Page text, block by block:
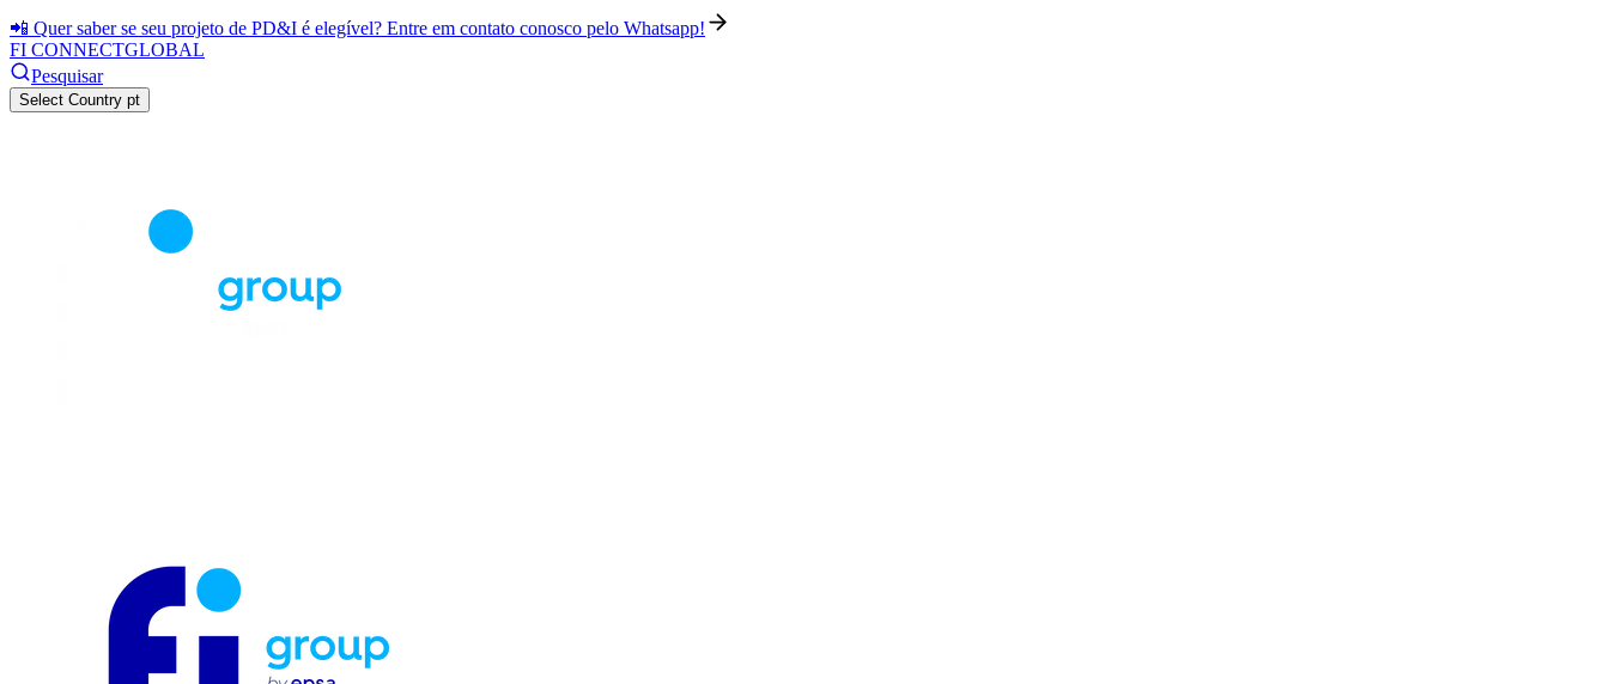
📲 Quer saber se seu projeto de PD&I é elegível? Entre em contato conosco pelo Whatsapp!
FI CONNECTGLOBAL
Pesquisar
Select Country pt